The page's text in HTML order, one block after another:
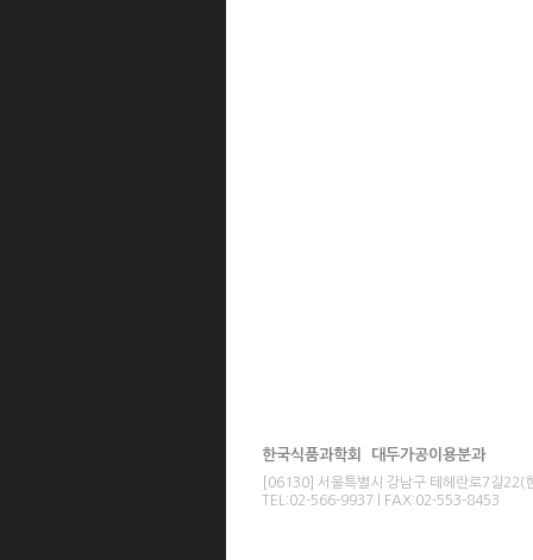
한국식품과학회 대두가공이용분과
[06130] 서울특별시 강남구 테헤란로7길22(
TEL:02-566-9937 l FAX:02-553-8453